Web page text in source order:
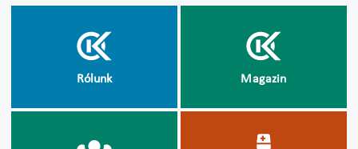
Rólunk Magazin